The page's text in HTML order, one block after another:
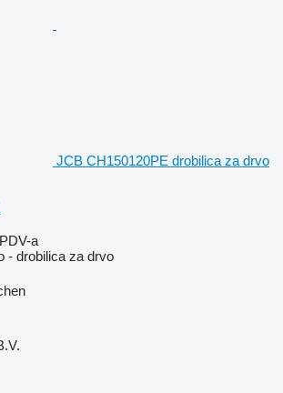
JCB CH150120PE drobilica za drvo
a
- drobilica za drvo